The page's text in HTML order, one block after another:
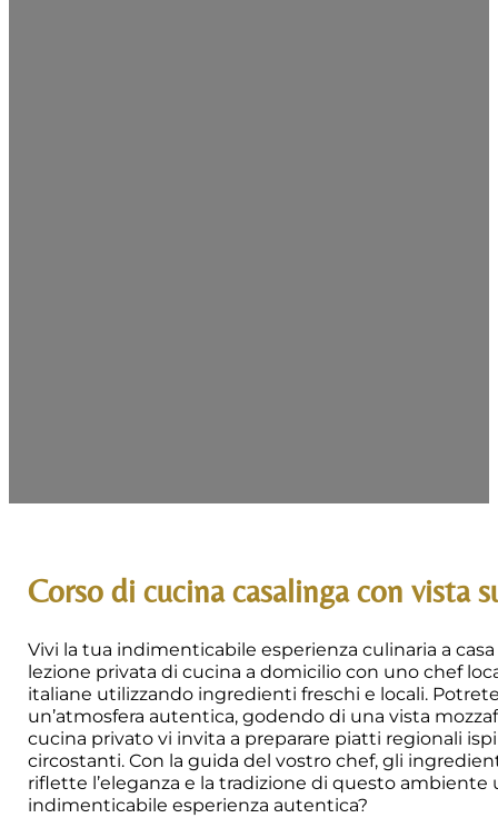
Corso di cucina casalinga con vista
Vivi la tua indimenticabile esperienza culinaria a
lezione privata di cucina a domicilio con uno chef
italiane utilizzando ingredienti freschi e locali.
un’atmosfera autentica, godendo di una vista
cucina privato vi invita a preparare piatti regionali
circostanti. Con la guida del vostro chef, gli
riflette l’eleganza e la tradizione di questo
indimenticabile esperienza autentica?